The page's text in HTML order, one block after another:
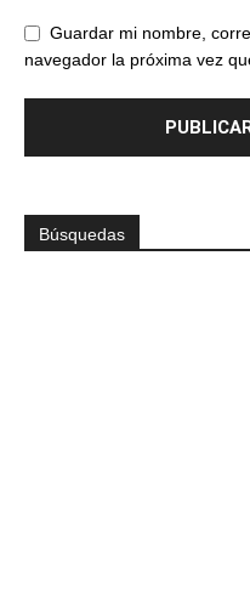
Guardar mi nombre,
navegador la próxima vez
Búsquedas